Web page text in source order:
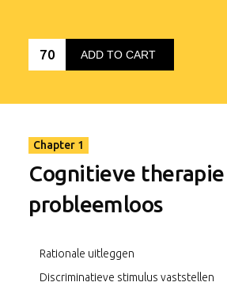
Deze online stream toont nu hoe de
de verschillende fasen van het cognitief
probleemsituaties getoond die
overtuigd van de automatische
iedere confrontatie met de
therapeut is te directief of te empathisch.
de getoonde strategie.
Deze online stream is daarmee niet
ADD TO CART
70
Chapter 1
Cognitieve therapie
probleemloos
Rationale uitleggen
Discriminatieve stimulus vaststellen